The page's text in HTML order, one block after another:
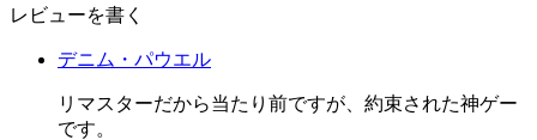
レビューを書く
デニム・パウエル
リマスターだから当たり前ですが、約束された神ゲー
です。